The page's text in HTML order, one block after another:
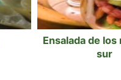
Ensalada de los
sur